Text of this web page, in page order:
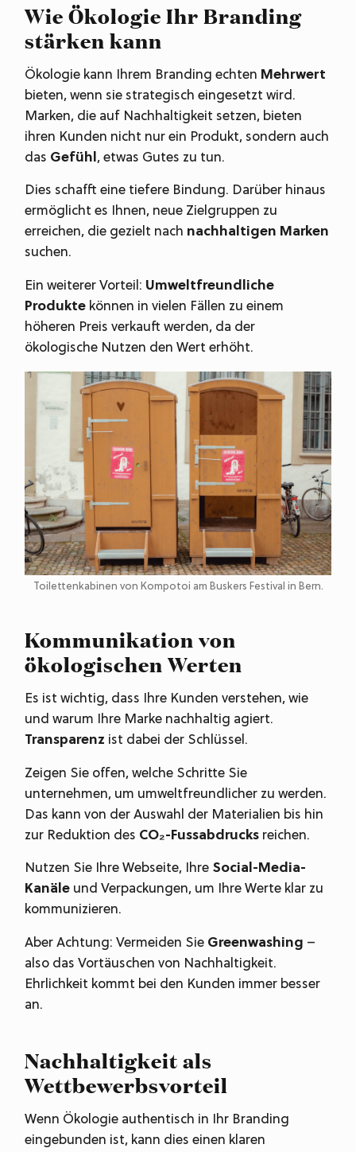
Wie Ökologie Ihr Branding
stärken kann
Ökologie kann Ihrem Branding echten Mehrwert
bieten, wenn sie strategisch eingesetzt wird.
Marken, die auf Nachhaltigkeit setzen, bieten
ihren Kunden nicht nur ein Produkt, sondern auch
das Gefühl , etwas Gutes zu tun.
Dies schafft eine tiefere Bindung. Darüber hinaus
ermöglicht es Ihnen, neue Zielgruppen zu
erreichen, die gezielt nach nachhaltigen Marken
suchen.
Ein weiterer Vorteil: Umweltfreundliche
Produkte können in vielen Fällen zu einem
höheren Preis verkauft werden, da der
ökologische Nutzen den Wert erhöht.
Toilettenkabinen von Kompotoi am Buskers Festival in Bern.
Kommunikation von
ökologischen Werten
Es ist wichtig, dass Ihre Kunden verstehen, wie
und warum Ihre Marke nachhaltig agiert.
Transparenz ist dabei der Schlüssel.
Zeigen Sie offen, welche Schritte Sie
unternehmen, um umweltfreundlicher zu werden.
Das kann von der Auswahl der Materialien bis hin
zur Reduktion des CO₂-Fussabdrucks reichen.
Nutzen Sie Ihre Webseite, Ihre Social-Media-
Kanäle und Verpackungen, um Ihre Werte klar zu
kommunizieren.
Aber Achtung: Vermeiden Sie Greenwashing –
also das Vortäuschen von Nachhaltigkeit.
Ehrlichkeit kommt bei den Kunden immer besser
an.
Nachhaltigkeit als
Wettbewerbsvorteil
Wenn Ökologie authentisch in Ihr Branding
eingebunden ist, kann dies einen klaren